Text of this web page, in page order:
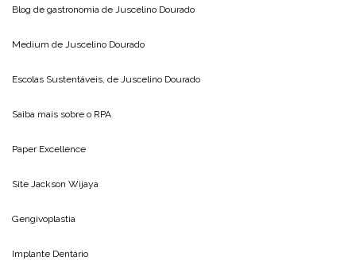
Blog de gastronomia de Juscelino Dourado
Medium de Juscelino Dourado
Escolas Sustentáveis, de Juscelino Dourado
Saiba mais sobre o RPA
Paper Excellence
Site Jackson Wijaya
Gengivoplastia
Implante Dentário